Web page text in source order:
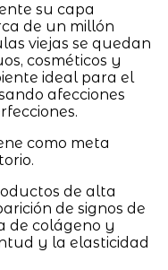
su capa
de un millón
viejas se quedan
cosméticos y
ideal para el
afecciones
como meta
de alta
de signos de
de colágeno y
y la elasticidad